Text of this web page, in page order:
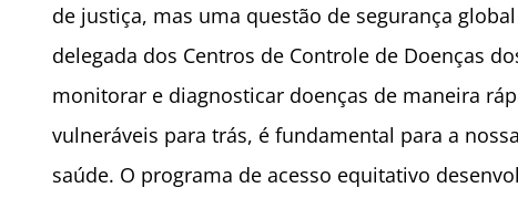
de justiça, mas uma questão de segurança
delegada dos Centros de Controle de Doenças
monitorar e diagnosticar doenças de maneira
vulneráveis para trás, é fundamental para a
saúde. O programa de acesso equitativo